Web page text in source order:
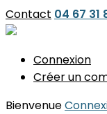
Contact 04 67 31
Connexion
Créer un
Bienvenue